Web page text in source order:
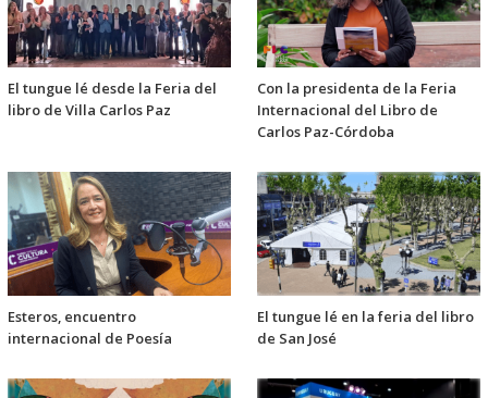
El tungue lé desde la Feria del
libro de Villa Carlos Paz
Con la presidenta de la Feria
Internacional del Libro de
Carlos Paz-Córdoba
Esteros, encuentro
internacional de Poesía
El tungue lé en la feria del libro
de San José